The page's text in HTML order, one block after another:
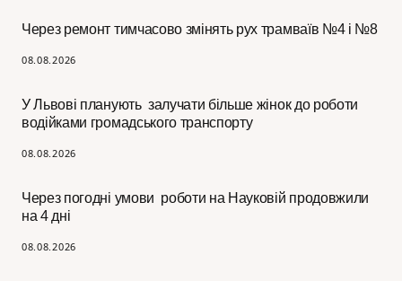
Через ремонт тимчасово змінять рух трамваїв №4 і №8
08.08.2026
У Львові планують залучати більше жінок до роботи
водійками громадського транспорту
08.08.2026
Через погодні умови роботи на Науковій продовжили
на 4 дні
08.08.2026